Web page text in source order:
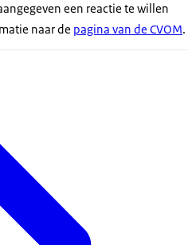
een reactie te willen
naar de pagina van de CVOM.